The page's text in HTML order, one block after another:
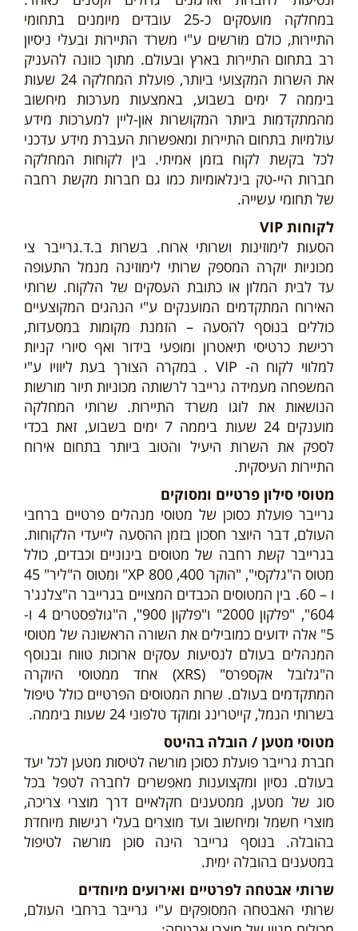
במחלקה מועסקים כ-25 עובדים מיומנים בתחומי
התיירות, כולם מורשים ע"י משרד התיירות ובעלי ניסיון
רב בתחום התיירות בארץ ובעולם. מתוך כוונה להעניק
את השרות המקצועי ביותר, פועלת המחלקה 24 שעות
ביממה 7 ימים בשבוע, באמצעות מערכות מיחשוב
מהמתקדמות ביותר המקושרות און-ליין למערכות מידע
עולמיות בתחום התיירות ומאפשרות העברת מידע עדכני
לכל בקשת לקוח בזמן אמיתי. בין לקוחות המחלקה
חברות היי-טק בינלאומיות כמו גם חברות מקשת רחבה
של תחומי עשייה.
לקוחות VIP
הסעות לימוזינות ושרותי ארוח. בשרות ב.ד.גרייבר צי
מכוניות יוקרה המספק שרותי לימוזינה מנמל התעופה
עד לבית המלון או כתובת העסקים של הלקוח. שרותי
האירוח המתקדמים המוענקים ע"י הנהגים המקוצעיים
כוללים בנוסף להסעה – הזמנת מקומות במסעדות,
רכישת כרטיסי תיאטרון ומופעי בידור ואף סיורי קניות
למלווי לקוח ה- VIP . במקרה הצורך בעת ליוויו ע"י
המשפחה מעמידה גרייבר לרשותה מכוניות תיור מורשות
הנושאות את לוגו משרד התיירות. שרותי המחלקה
מוענקים 24 שעות ביממה 7 ימים בשבוע, זאת בכדי
לספק את השרות היעיל והטוב ביותר בתחום אירוח
התיירות העיסקית.
מטוסי סילון פרטיים ומסוקים
גרייבר פועלת כסוכן של מטוסי מנהלים פרטיים ברחבי
העולם, דבר היוצר חסכון בזמן ההסעה לייעדי הלקוחות.
בגרייבר קשת רחבה של מטוסים בינוניים וכבדים, כולל
מטוס ה"גלקסי", "הוקר 400, 800 XP" ומטוס ה"ליר" 45
ו – 60. בין המטוסים הכבדים המצויים בגרייבר ה"צלנג'ר
604", "פלקון 2000" ו"פלקון 900", ה"גולפסטרים 4 ו-
5" אלה ידועים כמובילים את השורה הראשונה של מטוסי
המנהלים בעולם לנסיעות עסקים ארוכות טווח ובנוסף
ה"גלובל אקספרס" (XRS) אחד ממטוסי היוקרה
המתקדמים בעולם. שרות המטוסים הפרטיים כולל טיפול
בשרותי הנמל, קייטרינג ומוקד טלפוני 24 שעות ביממה.
מטוסי מטען / הובלה בהיטס
חברת גרייבר פועלת כסוכן מורשה לטיסות מטען לכל יעד
בעולם. נסיון ומקצוענות מאפשרים לחברה לטפל בכל
סוג של מטען, ממטענים חקלאיים דרך מוצרי צריכה,
מוצרי חשמל ומיחשוב ועד מוצרים בעלי רגישות מיוחדת
בהובלה. בנוסף גרייבר הינה סוכן מורשה לטיפול
במטענים בהובלה ימית.
שרותי אבטחה לפרטיים ואירועים מיוחדים
שרותי האבטחה המסופקים ע"י גרייבר ברחבי העולם,